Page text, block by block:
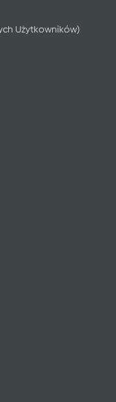
Użytkowników)